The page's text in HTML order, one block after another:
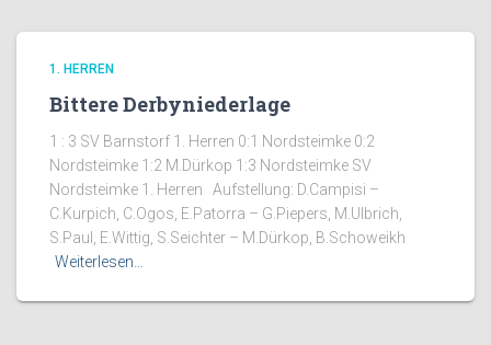
1. HERREN
Bittere Derbyniederlage
1 : 3 SV Barnstorf 1. Herren 0:1 Nordsteimke 0:2
Nordsteimke 1:2 M.Dürkop 1:3 Nordsteimke SV
Nordsteimke 1. Herren Aufstellung: D.Campisi –
C.Kurpich, C.Ogos, E.Patorra – G.Piepers, M.Ulbrich,
S.Paul, E.Wittig, S.Seichter – M.Dürkop, B.Schoweikh
Weiterlesen…